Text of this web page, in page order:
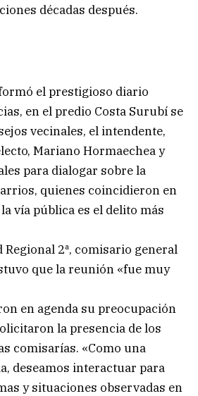
décadas después.
el prestigioso diario
en el predio Costa Surubí se
vecinales, el intendente,
Mariano Hormaechea y
para dialogar sobre la
quienes coincidieron en
vía pública es el delito más
Regional 2ª, comisario general
que la reunión «fue muy
en agenda su preocupación
la presencia de los
comisarías. «Como una
deseamos interactuar para
y situaciones observadas en